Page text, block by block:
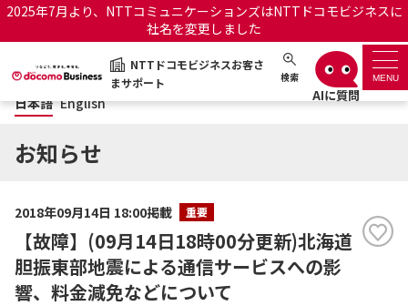
2025年7月より、NTTコミュニケーションズはNTTドコモビジネスに
社名を変更しました
NTTドコモビジネスお客さ
まサポート
検索 MENU
NTTドコモビジネスお客さまサポート 日本語 English
サポートトップ
サービス名から探す
履歴・お気に入り
お知らせ サポートサイトの使い方
日本語 English
お知らせ
2018年09月14日 18:00掲載 重要
【故障】(09月14日18時00分更新)北海道
胆振東部地震による通信サービスへの影
響、料金減免などについて